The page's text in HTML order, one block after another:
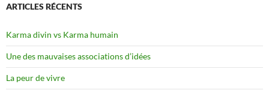
ARTICLES RÉCENTS
Karma divin vs Karma humain
Une des mauvaises associations d’idées
La peur de vivre